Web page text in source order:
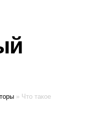
» Что такое